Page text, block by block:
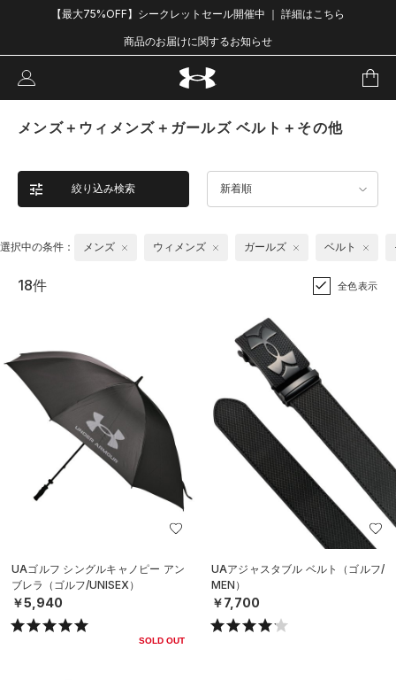
【最大75%OFF】シークレットセール開催中 ｜ 詳細はこちら
商品のお届けに関するお知らせ
メンズ＋ウィメンズ＋ガールズ ベルト＋その他
絞り込み検索 新着順
選択中の条件： メンズ ウィメンズ ガールズ ベルト
18件 全色表示
UAゴルフ シングルキャノピー アン
ブレラ（ゴルフ/UNISEX）
￥5,940
SOLD OUT
UAアジャスタブル ベルト（ゴルフ/
MEN）
￥7,700